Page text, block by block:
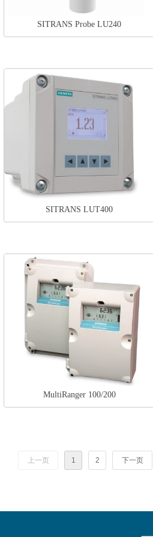
SITRANS Probe LU240
SITRANS LUT400
MultiRanger 100/200
上一页 1 2 下一页